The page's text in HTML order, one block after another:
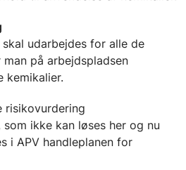
udarbejdes for alle de
på arbejdspladsen
kemikalier.
risikovurdering
ikke kan løses her og nu
i APV handleplanen for